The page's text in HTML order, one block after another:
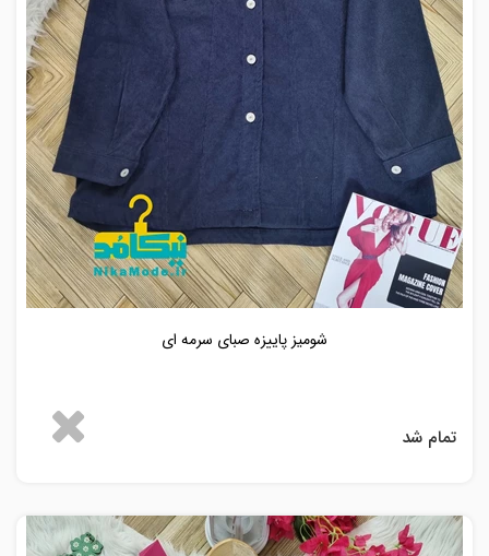
شومیز پاییزه صبای سرمه ای
تمام شد